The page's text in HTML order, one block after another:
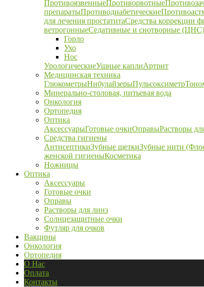
ПротивоязвенныеПротиворвотные
препаратыПротиводиабетические
для лечения простатитаСредства коррекции
ветрогонныеСедативные и снотворные (ЦНС)
Горло
Ухо
Нос
УрологическиеУшные каплиАртрит
Медицинская техника
ГлюкометрыНибулайзерыПульсоксиметр
Минерально-столовая, питьевая вода
Онкология
Ортопедия
Оптика
АксессуарыГотовые очкиОправыРастворы
Средства гигиены
АнтисептикиЗубные щеткиЗубные нити
женской гигиеныКосметика
Ножницы
Оптика
Аксессуары
Готовые очки
Оправы
Растворы для линз
Солнцезащитные очки
Футляр для очков
Вакцины
Онкология
Ортопедия
О Нас
Оплата
Контакты